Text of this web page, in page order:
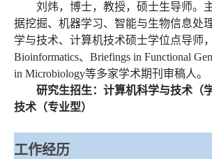
刘炜，博士，教授，硕士生导师。
据挖掘、机器学习、智能与生物信息处
学与技术、计算机技术硕士学位点导师，
Bioinformatics、Briefings in Functional
in Microbiology等多家学术期刊审稿人。
研究生招生：计算机科学与技术（
技术（专业型）
工作经历